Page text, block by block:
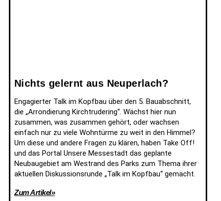
Nichts gelernt aus Neuperlach?
Engagierter Talk im Kopfbau über den 5. Bauabschnitt,
die „Arrondierung Kirchtrudering“. Wächst hier nun
zusammen, was zusammen gehört, oder wachsen
einfach nur zu viele Wohntürme zu weit in den Himmel?
Um diese und andere Fragen zu klären, haben Take Off!
und das Portal Unsere Messestadt das geplante
Neubaugebiet am Westrand des Parks zum Thema ihrer
aktuellen Diskussionsrunde „Talk im Kopfbau“ gemacht.
Zum Artikel»